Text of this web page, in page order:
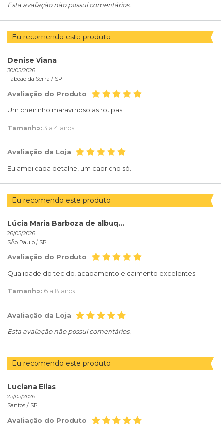
Esta avaliação não possui comentários.
Eu recomendo este produto
Denise Viana
30/05/2026
Taboão da Serra / SP
Avaliação do Produto
Um cheirinho maravilhoso as roupas
Tamanho: 3 a 4 anos
Avaliação da Loja
Eu amei cada detalhe, um capricho só.
Eu recomendo este produto
Lúcia Maria Barboza de albuquerque
26/05/2026
SÃo Paulo / SP
Avaliação do Produto
Qualidade do tecido, acabamento e caimento excelentes.
Tamanho: 6 a 8 anos
Avaliação da Loja
Esta avaliação não possui comentários.
Eu recomendo este produto
Luciana Elias
25/05/2026
Santos / SP
Avaliação do Produto